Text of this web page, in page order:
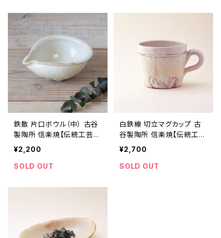
鉄散 片口ボウル（中） 古谷
製陶所 信楽焼【伝統工芸
品】【民藝品】【ギフト プレゼ
ント】【父の日 お誕生日】
¥2,200
SOLD OUT
白鉄線 切立マグカップ 古
谷製陶所 信楽焼【伝統工芸
品】【民藝品】【ギフト プレゼ
ント】【父の日 お誕生日】
¥2,700
SOLD OUT